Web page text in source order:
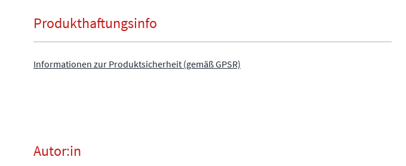
Produkthaftungsinfo
Informationen zur Produktsicherheit (gemäß GPSR)
Autor:in